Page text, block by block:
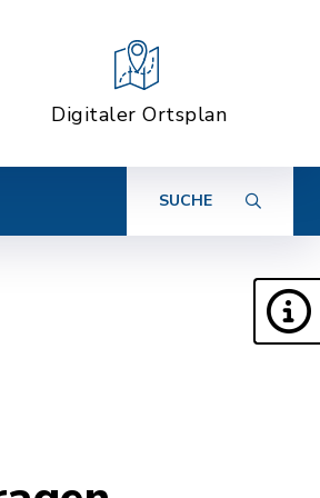
Digitaler Ortsplan
SUCHE